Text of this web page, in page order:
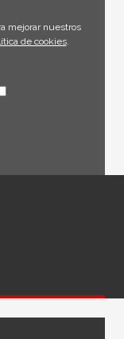
mejorar nuestros
de cookies.